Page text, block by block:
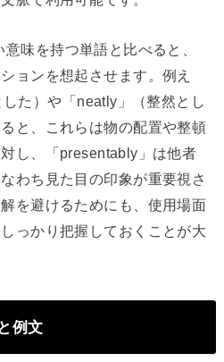
味を持つ単語と比べると、
ョンを想起させます。例え
た）や「neatly」（整然とし
と、これらは物の配置や整頓
し、「presentably」は他者
わち見た目の印象が重要視さ
を避けるためにも、使用場面
っかり把握しておくことが大
例文